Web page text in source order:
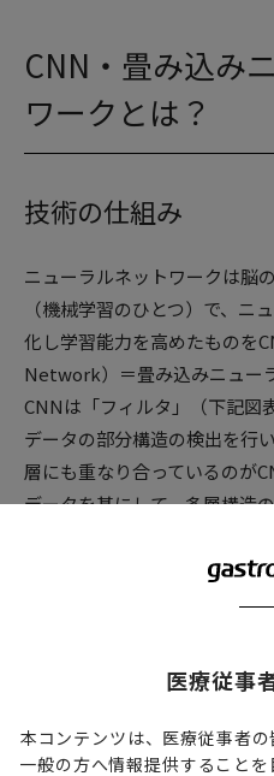
CNN・畳み込み
ワークとは？
技術の仕組み
ニューラルネットワークは脳
（機械学習のひとつ）で、ニ
化し学習能力を高めたもの
Network）＝畳み込みニュー
CNNは「フィルタ」（下記図
データの部分構造の検出を行
層にも重なり合っているのが
データを基にして、多層構造
CNNが正しく機能するために
出してモデル構築を行うCNN
医療従事
本コンテンツは、医療従事者の
一般の方へ情報提供すること